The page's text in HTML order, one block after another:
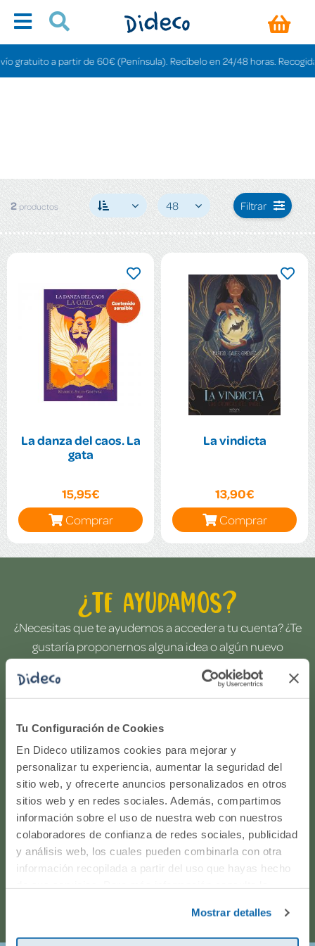
Tu Configuración de Cookies
En Dideco utilizamos cookies para mejorar y
personalizar tu experiencia, aumentar la seguridad del
sitio web, y ofrecerte anuncios personalizados en otros
sitios web y en redes sociales. Además, compartimos
información sobre el uso de nuestra web con nuestros
colaboradores de confianza de redes sociales, publicidad
y análisis web, los cuales pueden combinarla con otra
información recopilada a partir del uso que hayas hecho
Mostrar detalles
gratuito a partir de 60€ (Península). Recíbelo en 24/48 horas. Recogida
2productos 48 Filtrar
La danza del caos. La
gata
15,95€
Comprar
La vindicta
13,90€
Comprar
¿Te ayudamos?
¿Necesitas que te ayudemos a acceder a tu cuenta? ¿Te
gustaría proponernos alguna idea o algún nuevo
producto? ¿Has realizado un pedido y quieres saber si
todo va viento en popa? Ponte en contacto con
nosotros.
916597360
Correo electrónico
Horario de atención telefónica: de Lunes a Viernes, de
9:00h a 17:00h.